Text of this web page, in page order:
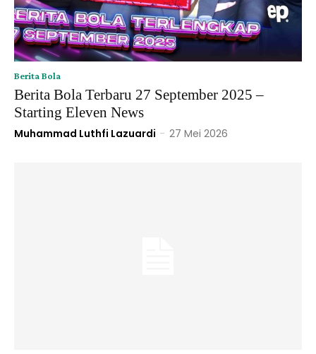
Berita Bola
Berita Bola Terbaru 27 September 2025 –
Starting Eleven News
Muhammad Luthfi Lazuardi - 27 Mei 2026